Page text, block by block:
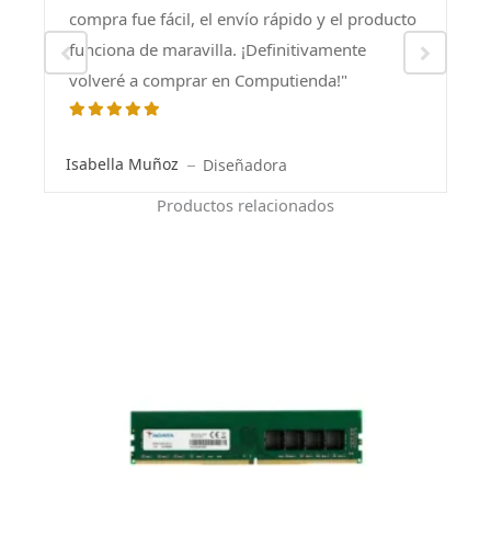
compra fue fácil, el envío rápido y el producto
funciona de maravilla. ¡Definitivamente
volveré a comprar en Computienda!"
Isabella Muñoz Diseñadora
Productos relacionados